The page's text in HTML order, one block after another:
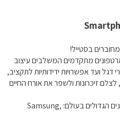
בסטייל!
מתקדמים המשלבים עיצוב
דגל ועד אפשרויות ידידותיות לתקציב,
זיכרונות ולשפר את אורח החיים
בבאג ישנו מגוון סמארטפונים מהיצרנים הגדולים בעולם: Samsung,